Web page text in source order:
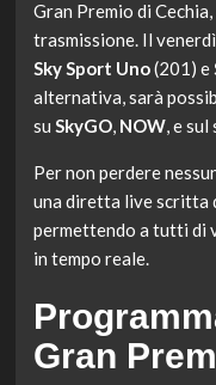
Gran Premio di
trasmissione. Il
Sky Sport Uno(201) e
alternativa, sarà
su SkyGO, NOW, e sul
Per non perdere
una diretta live scritta
permettendo a tutti di
in tempo reale.
Gran